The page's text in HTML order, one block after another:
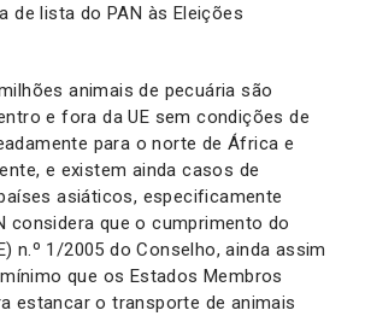
de lista do PAN às Eleições
animais de pecuária são
e fora da UE sem condições de
para o norte de África e
e existem ainda casos de
asiáticos, especificamente
considera que o cumprimento do
n.º 1/2005 do Conselho, ainda assim
que os Estados Membros
estancar o transporte de animais